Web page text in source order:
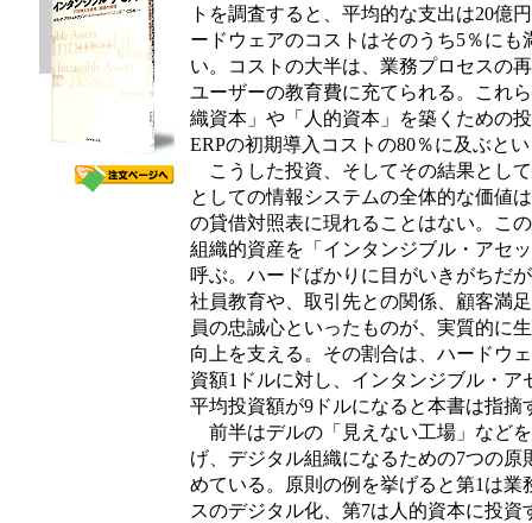
トを調査すると、平均的な支出は20億
ードウェアのコストはそのうち5％にも
い。コストの大半は、業務プロセスの
ユーザーの教育費に充てられる。これ
織資本」や「人的資本」を築くための
ERPの初期導入コストの80％に及ぶと
こうした投資、そしてその結果とし
としての情報システムの全体的な価値
の貸借対照表に現れることはない。こ
組織的資産を「インタンジブル・アセ
呼ぶ。ハードばかりに目がいきがちだ
社員教育や、取引先との関係、顧客満
員の忠誠心といったものが、実質的に
向上を支える。その割合は、ハードウ
資額1ドルに対し、インタンジブル・ア
平均投資額が9ドルになると本書は指摘
前半はデルの「見えない工場」など
げ、デジタル組織になるための7つの原
めている。原則の例を挙げると第1は業
スのデジタル化、第7は人的資本に投資